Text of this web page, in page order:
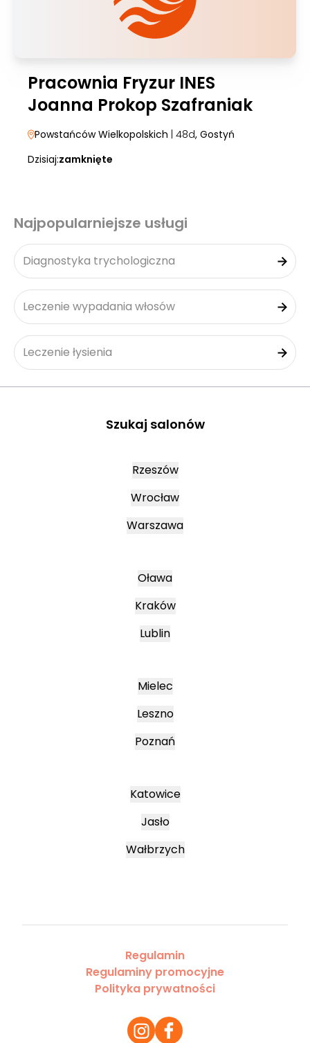
Pracownia Fryzur INES
Joanna Prokop Szafraniak
Powstańców Wielkopolskich | 48d, Gostyń
Dzisiaj:zamknięte
Najpopularniejsze usługi
Diagnostyka trychologiczna
Leczenie wypadania włosów
Leczenie łysienia
Szukaj salonów
Rzeszów
Wrocław
Warszawa
Oława
Kraków
Lublin
Mielec
Leszno
Poznań
Katowice
Jasło
Wałbrzych
Regulamin
Regulaminy promocyjne
Polityka prywatności